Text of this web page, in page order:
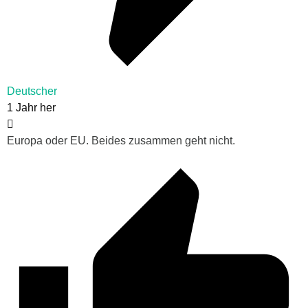
Deutscher
1 Jahr her
Europa oder EU. Beides zusammen geht nicht.